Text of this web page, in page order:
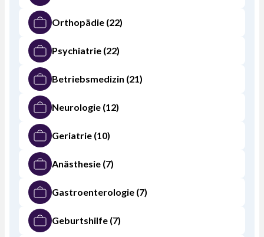
Orthopädie (22)
Psychiatrie (22)
Betriebsmedizin (21)
Neurologie (12)
Geriatrie (10)
Anästhesie (7)
Gastroenterologie (7)
Geburtshilfe (7)